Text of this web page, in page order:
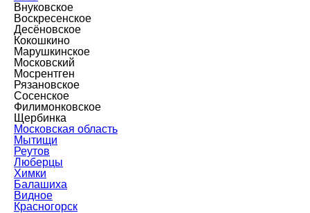
Внуковское
Воскресенское
Десёновское
Кокошкино
Марушкинское
Московский
Мосрентген
Рязановское
Сосенское
Филимонковское
Щербинка
Московская область
Мытищи
Реутов
Люберцы
Химки
Балашиха
Видное
Красногорск